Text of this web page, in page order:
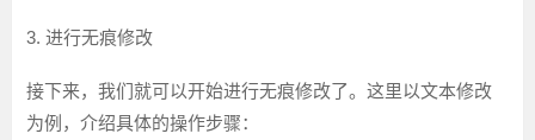
3. 进行无痕修改
接下来，我们就可以开始进行无痕修改了。这里以文本修改
为例，介绍具体的操作步骤：